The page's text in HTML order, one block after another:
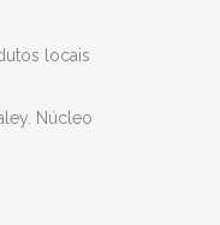
locais
Núcleo